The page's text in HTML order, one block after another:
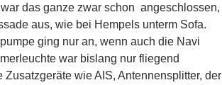
das ganze zwar schon angeschlossen,
aus, wie bei Hempels unterm Sofa.
ging nur an, wenn auch die Navi
war bislang nur fliegend
Zusatzgeräte wie AIS, Antennensplitter, der